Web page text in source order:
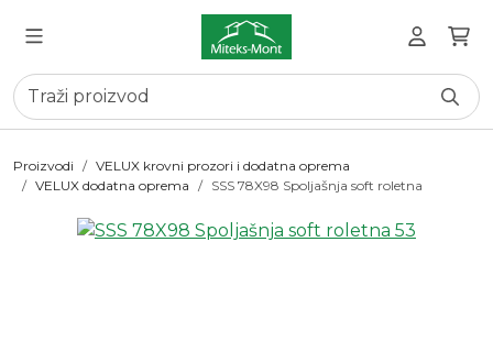
Proizvodi
VELUX krovni prozori i dodatna oprema
VELUX dodatna oprema
SSS 78X98 Spoljašnja soft roletna